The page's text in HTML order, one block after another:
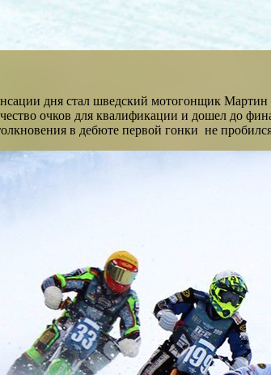
дня стал шведский мотогонщик
очков для квалификации и дошел до
в дебюте первой гонки не